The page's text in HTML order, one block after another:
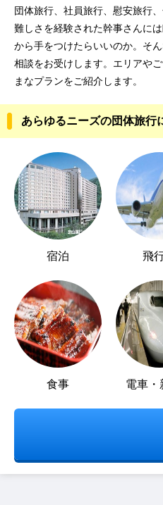
団体旅行、社員旅行、慰安旅行
難しさを経験された幹事さんに
から手をつけたらいいのか。そ
相談をお受けします。エリアや
まなプランをご紹介します。
あらゆるニーズの団体旅行
宿泊 飛
食事 電車・